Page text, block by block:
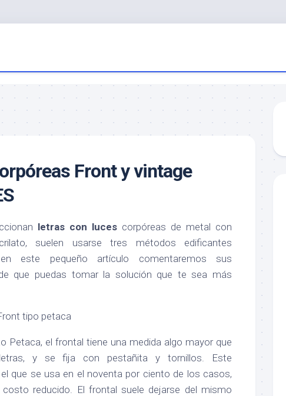
Front y vintage
letras con luces corpóreas de metal con
suelen usarse tres métodos edificantes
en este pequeño artículo comentaremos sus
que puedas tomar la solución que te sea más
tipo petaca
Petaca, el frontal tiene una medida algo mayor que
y se fija con pestañita y tornillos. Este
que se usa en el noventa por ciento de los casos,
reducido. El frontal suele dejarse del mismo